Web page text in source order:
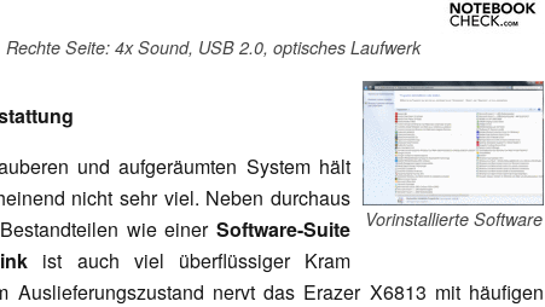
Rechte Seite: 4x Sound, USB 2.0, optisches Laufwerk
Vorinstallierte Software
und aufgeräumten System hält
nicht sehr viel. Neben durchaus
wie einer Software-Suite
ist auch viel überflüssiger Kram
Auslieferungszustand nervt das Erazer X6813 mit häufigen